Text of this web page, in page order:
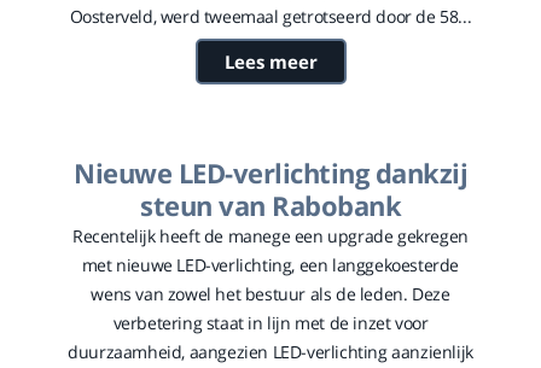
Oosterveld, werd tweemaal getrotseerd door de 58...
Lees meer
Nieuwe LED-verlichting dankzij
steun van Rabobank
Recentelijk heeft de manege een upgrade gekregen
met nieuwe LED-verlichting, een langgekoesterde
wens van zowel het bestuur als de leden. Deze
verbetering staat in lijn met de inzet voor
duurzaamheid, aangezien LED-verlichting aanzienlijk